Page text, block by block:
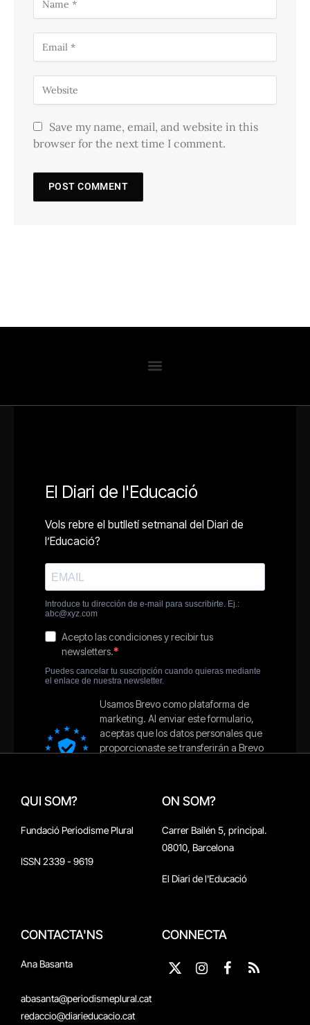
Save my name, email, and website in this
browser for the next time I comment.
QUI SOM?
Fundació Periodisme Plural
ISSN 2339 - 9619
ON SOM?
Carrer Bailén 5, principal.
08010, Barcelona
El Diari de l'Educació
CONTACTA'NS
Ana Basanta
abasanta@periodismeplural.cat
redaccio@diarieducacio.cat
CONNECTA
X
Instagram
Facebook
RSS